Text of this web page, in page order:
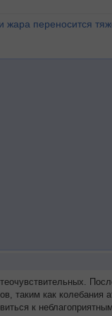
жара переносится
таким как
к